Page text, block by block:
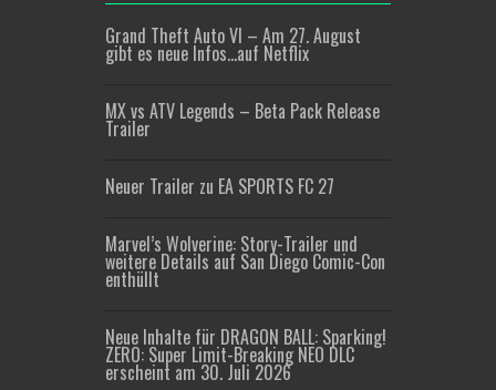
Grand Theft Auto VI – Am 27. August
gibt es neue Infos…auf Netflix
MX vs ATV Legends – Beta Pack Release
Trailer
Neuer Trailer zu EA SPORTS FC 27
Marvel’s Wolverine: Story-Trailer und
weitere Details auf San Diego Comic-Con
enthüllt
Neue Inhalte für DRAGON BALL: Sparking!
ZERO: Super Limit-Breaking NEO DLC
erscheint am 30. Juli 2026